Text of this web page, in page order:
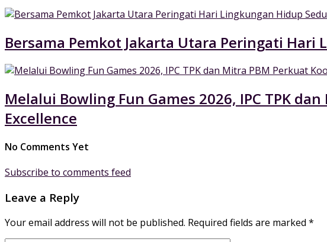
Bersama Pemkot Jakarta Utara Peringati Hari
Melalui Bowling Fun Games 2026, IPC TPK
Excellence
No Comments Yet
Subscribe to comments feed
Leave a Reply
Your email address will not be published. Required fields are marked *